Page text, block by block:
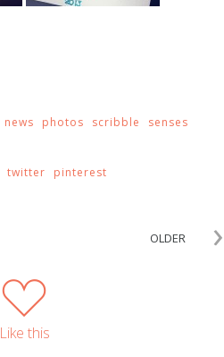
news photos scribble
senses
twitter pinterest
OLDER ›
Like this